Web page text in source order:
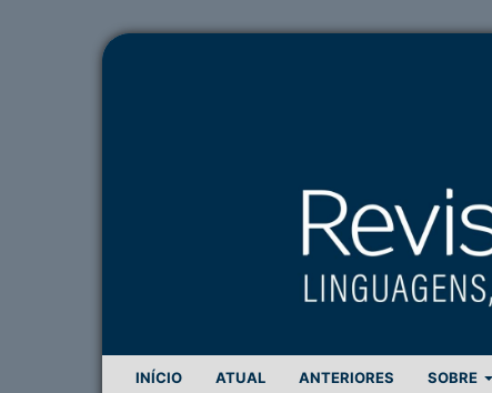
INÍCIO ATUAL ANTERIORES SOBRE